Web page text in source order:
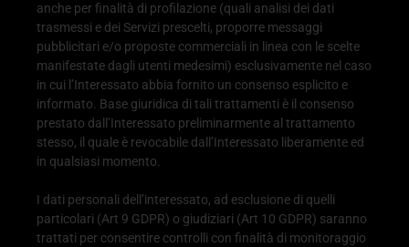
anche per finalità di profilazione (quali analisi dei dati
trasmessi e dei Servizi prescelti, proporre messaggi
pubblicitari e/o proposte commerciali in linea con le scelte
manifestate dagli utenti medesimi) esclusivamente nel caso
in cui l’Interessato abbia fornito un consenso esplicito e
informato. Base giuridica di tali trattamenti è il consenso
prestato dall’Interessato preliminarmente al trattamento
stesso, il quale è revocabile dall’Interessato liberamente ed
in qualsiasi momento.
I dati personali dell’interessato, ad esclusione di quelli
particolari (Art 9 GDPR) o giudiziari (Art 10 GDPR) saranno
trattati per consentire controlli con finalità di monitoraggio